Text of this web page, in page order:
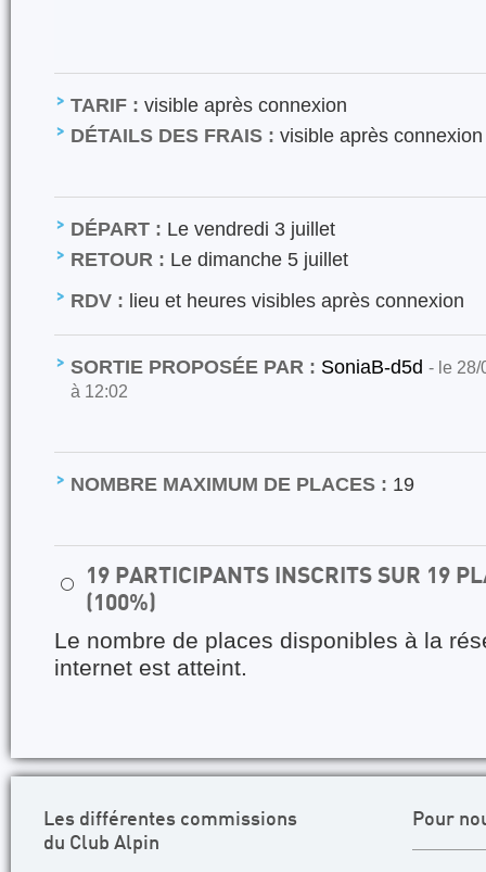
TARIF : visible après connexion
DÉTAILS DES FRAIS : visible après connexion
DÉPART : Le vendredi 3 juillet
RETOUR : Le dimanche 5 juillet
RDV : lieu et heures visibles après connexion
SORTIE PROPOSÉE PAR : SoniaB-d5d - le 28/
à 12:02
NOMBRE MAXIMUM DE PLACES : 19
⚪
19 PARTICIPANTS INSCRITS SUR 19
(100%)
Le nombre de places disponibles à la
internet est atteint.
Les différentes commissions
du Club Alpin
Pour